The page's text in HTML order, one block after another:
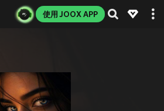
使用 JOOX APP